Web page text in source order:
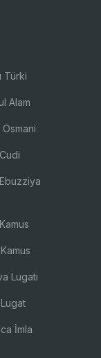
Türki
Alam
Lugatı
İmla